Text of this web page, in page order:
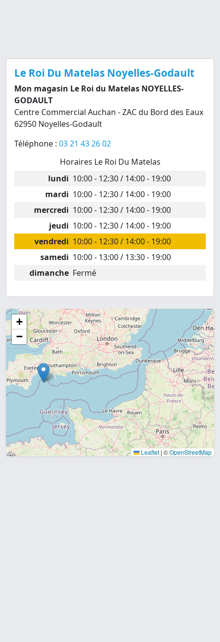
Le Roi Du Matelas Noyelles-Godault
Mon magasin Le Roi du Matelas NOYELLES-
GODAULT
Centre Commercial Auchan - ZAC du Bord des Eaux
62950 Noyelles-Godault
Téléphone : 03 21 43 26 02
Horaires Le Roi Du Matelas
lundi 10:00 - 12:30 / 14:00 - 19:00
mardi 10:00 - 12:30 / 14:00 - 19:00
mercredi 10:00 - 12:30 / 14:00 - 19:00
jeudi 10:00 - 12:30 / 14:00 - 19:00
vendredi 10:00 - 12:30 / 14:00 - 19:00
samedi 10:00 - 13:00 / 13:30 - 19:00
dimanche Fermé
+
−
Leaflet | ©OpenStreetMap